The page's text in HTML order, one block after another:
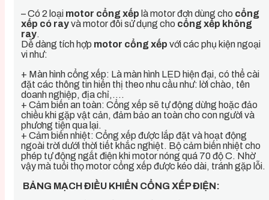
– Có 2 loại motor cổng xếp là motor đơn dùng cho cổng
xếp có rayvà motor đôi sử dụng cho cổng xếp không
ray.
Dễ dàng tích hợp motor cổng xếp với các phụ kiện ngoại
vi như:
+ Màn hình cổng xếp: Là màn hình LED hiện đại, có thể cài
đặt các thông tin hiển thị theo nhu cầu như: lời chào, tên
doanh nghiệp, địa chỉ,….
+ Cảm biến an toàn: Cổng xếp sẽ tự động dừng hoặc đảo
chiều khi gặp vật cản, đảm bảo an toàn cho con người và
phương tiện qua lại.
+ Cảm biến nhiệt: Cổng xếp được lắp đặt và hoạt động
ngoài trời dưới thời tiết khắc nghiệt. Bộ cảm biến nhiệt cho
phép tự động ngắt điện khi motor nóng quá 70 độ C. Nhờ
vậy mà tuổi thọ motor cổng xếp được kéo dài, tránh gặp lỗi.
BẢNG MẠCH ĐIỀU KHIỂN CỔNG XẾP ĐIỆN: